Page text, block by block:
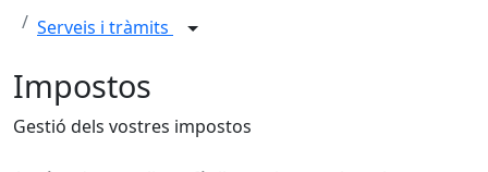
Serveis i tràmits
Impostos
Gestió dels vostres impostos